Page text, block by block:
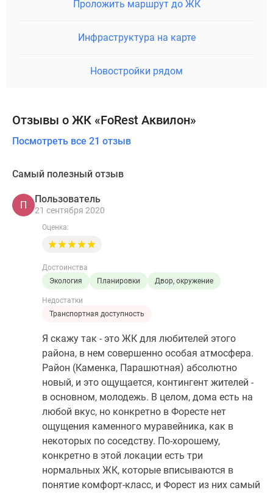
Проложить маршрут до ЖК
Инфраструктура на карте
Новостройки рядом
Отзывы о ЖК «FoRest Аквилон»
Посмотреть все 21 отзыв
Самый полезный отзыв
П
Пользователь
21 сентября 2020
Оценка:
Достоинства
Экология
Планировки Двор, окружение
Недостатки
Транспортная доступность
Я скажу так - это ЖК для любителей этого
района, в нем совершенно особая атмосфера.
Район (Каменка, Парашютная) абсолютно
новый, и это ощущается, контингент жителей -
в основном, молодежь. В целом, дома есть на
любой вкус, но конкретно в Форесте нет
ощущения каменного муравейника, как в
некоторых по соседству. По-хорошему,
конкретно в этой локации есть три
нормальных ЖК, которые вписываются в
понятие комфорт-класс, и Форест из них самый